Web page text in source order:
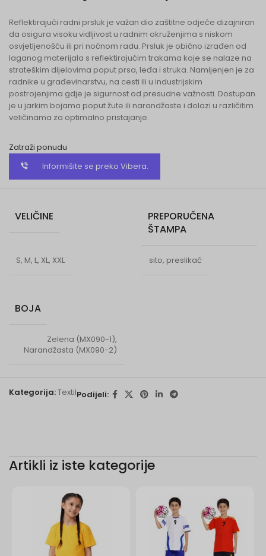
Reflektirajući radni prsluk je važan dio zaštitne odjeće dizajniran
da osigura visoku vidljivost u radnim okruženjima s niskom
osvjetljenošću ili pri noćnom radu. Prsluk je obično izrađen od
laganog materijala s reflektirajućim trakama koje se nalaze na
strateškim dijelovima poput prsa, leđa i struka. Namijenjen je za
radnike u građevinarstvu, na cesti ili u industrijskim
postrojenjima gdje je sigurnost od presudne važnosti. Dostupan
je u jarkim bojama poput žute ili narandžaste i dolazi u različitim
veličinama za optimalno pristajanje.
Zatraži ponudu
Informišite se preko Vibera.
VELIČINE
S, M, L, XL, XXL
PREPORUČENA
ŠTAMPA
sito, preslikač
BOJA
Zelena (MX090-1),
Narandžasta (MX090-2)
Kategorija:TextilPodijeli:
Artikli iz iste kategorije